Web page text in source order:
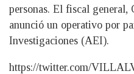
personas. El fiscal general,
anunció un operativo por
Investigaciones (AEI).
https://twitter.com/